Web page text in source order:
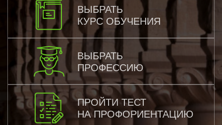
ВЫБРАТЬ
КУРС ОБУЧЕНИЯ
ВЫБРАТЬ
ПРОФЕССИЮ
ПРОЙТИ ТЕСТ
НА ПРОФОРИЕНТАЦИЮ